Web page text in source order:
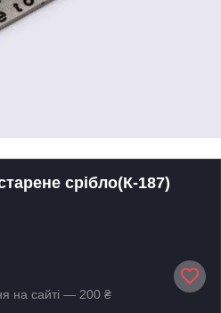
срібло(К-187)
на сайті — 200 ₴